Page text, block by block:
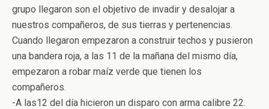
grupo llegaron son el objetivo de invadir y desalojar a
nuestros compañeros, de sus tierras y pertenencias.
Cuando llegaron empezaron a construir techos y pusieron
una bandera roja, a las 11 de la mañana del mismo día,
empezaron a robar maíz verde que tienen los
compañeros.
-A las12 del día hicieron un disparo con arma calibre 22.